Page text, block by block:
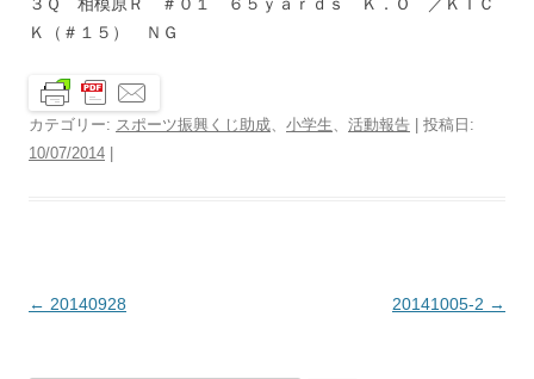
Ｋ（＃１５） ＮＧ
カテゴリー: スポーツ振興くじ助成、 小学生、 活動報告 | 投稿日:
10/07/2014
投
← 20140928 20141005-2 →